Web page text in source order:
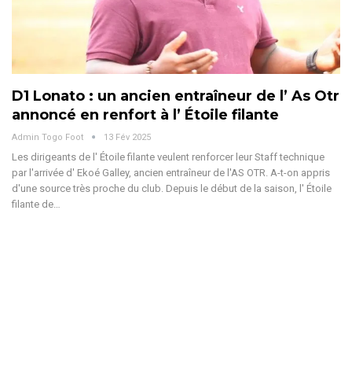
D1 Lonato : un ancien entraîneur de l’ As Otr
annoncé en renfort à l’ Étoile filante
Admin Togo Foot 13 Fév 2025
Les dirigeants de l' Étoile filante veulent renforcer leur Staff technique
par l'arrivée d' Ekoé Galley, ancien entraîneur de l'AS OTR. A-t-on appris
d'une source très proche du club. Depuis le début de la saison, l' Étoile
filante de…